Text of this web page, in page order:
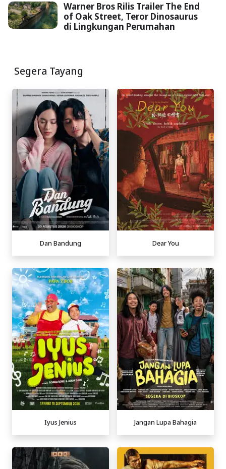
Warner Bros Rilis Trailer The End
of Oak Street, Teror Dinosaurus
di Lingkungan Perumahan
Segera Tayang
Dan Bandung Dear You
Iyus Jenius Jangan Lupa Bahagia